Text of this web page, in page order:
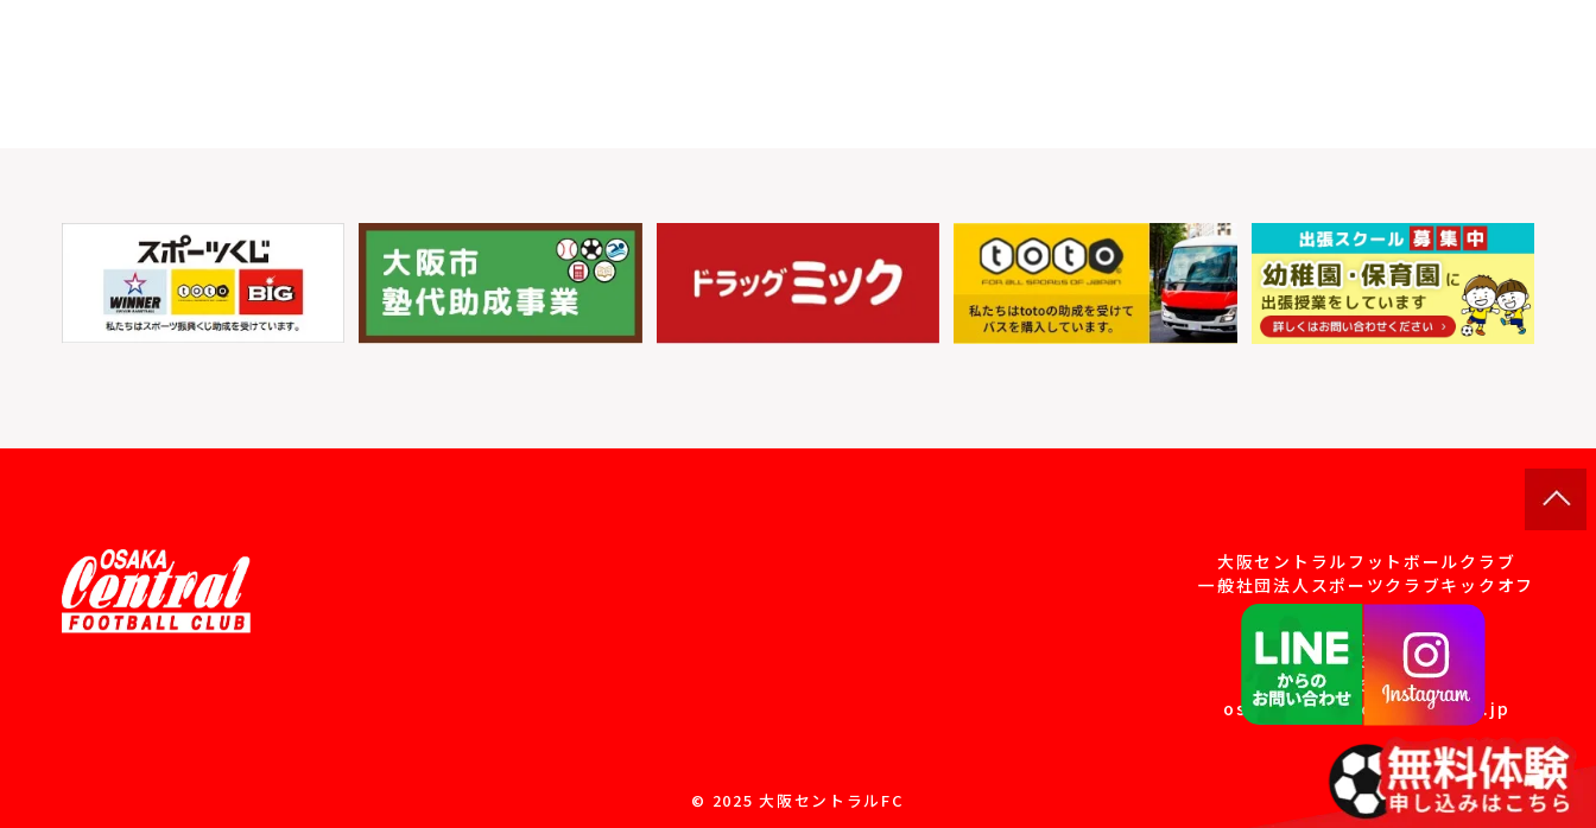
大阪セントラルフットボールクラブ
一般社団法人スポーツクラブキックオフ
大阪市旭区大宮4-8-10
TEL．06-6957-3770
FAX．06-6957-1908
osakacentralfc@yahoo.co.jp
© 2025 大阪セントラルFC